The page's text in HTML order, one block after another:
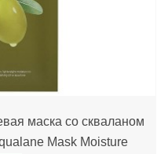
маска со скваланом
Mask Moisture